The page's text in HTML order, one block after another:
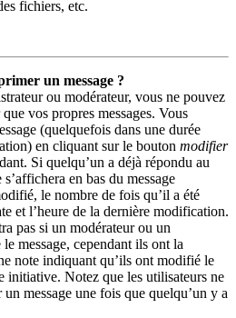
fichiers, etc.
un message ?
ou modérateur, vous ne pouvez
vos propres messages. Vous
(quelquefois dans une durée
en cliquant sur le bouton modifier
Si quelqu’un a déjà répondu au
en bas du message
le nombre de fois qu’il a été
et l’heure de la dernière modification.
pas si un modérateur ou un
message, cependant ils ont la
note indiquant qu’ils ont modifié le
initiative. Notez que les utilisateurs ne
message une fois que quelqu’un y a